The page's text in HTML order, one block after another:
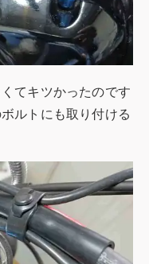
てキツかったのです
ルトにも取り付ける